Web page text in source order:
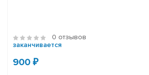
0 отзывов
заканчивается
900 ₽